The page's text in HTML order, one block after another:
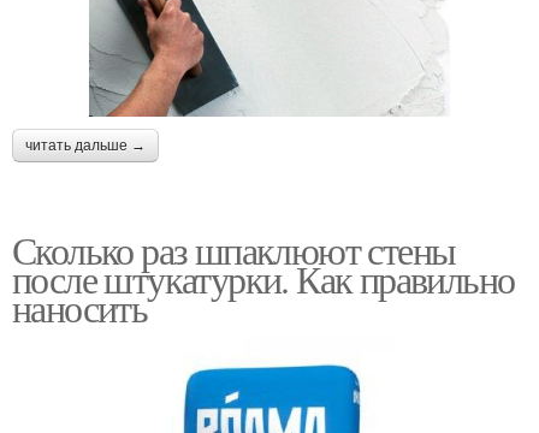
читать дальше →
Сколько раз шпаклюют стены
после штукатурки. Как правильно
наносить